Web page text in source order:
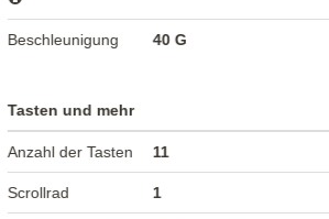
Beschleunigung 40 G
Tasten und mehr
Anzahl der Tasten 11
Scrollrad 1